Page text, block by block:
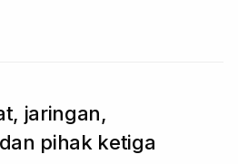
jaringan,
pihak ketiga